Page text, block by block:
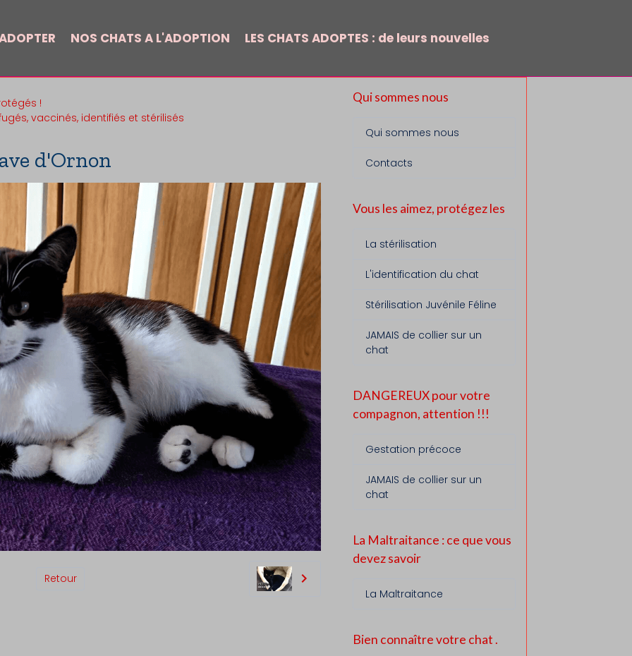
NOS CHATS A L'ADOPTION LES CHATS ADOPTES : de leurs nouvelles
!
vaccinés, identifiés et stérilisés
d'Ornon
Retour
Qui sommes nous
Qui sommes nous
Contacts
Vous les aimez, protégez les
La stérilisation
L'identification du chat
Stérilisation Juvénile Féline
JAMAIS de collier sur un
chat
DANGEREUX pour votre
compagnon, attention !!!
Gestation précoce
JAMAIS de collier sur un
chat
La Maltraitance : ce que vous
devez savoir
La Maltraitance
Bien connaître votre chat .